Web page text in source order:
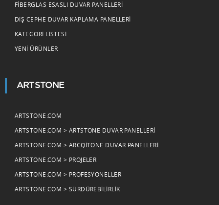
FIBERGLAS ESASLI DUVAR PANELLERI
DIŞ CEPHE DUVAR KAPLAMA PANELLERI
KATEGORI LISTESI
YENI ÜRÜNLER
ARTSTONE
ARTSTONE.COM
ARTSTONE.COM > ARTSTONE DUVAR PANELLERI
ARTSTONE.COM > ARCQITONE DUVAR PANELLERI
ARTSTONE.COM > PROJELER
ARTSTONE.COM > PROFESYONELLER
ARTSTONE.COM > SÜRDÜREBILIRLIK